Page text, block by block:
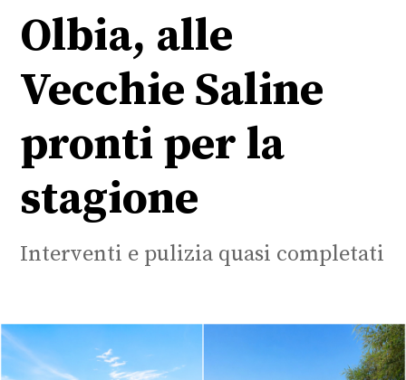
Olbia, alle
Vecchie Saline
pronti per la
stagione
Interventi e pulizia quasi completati